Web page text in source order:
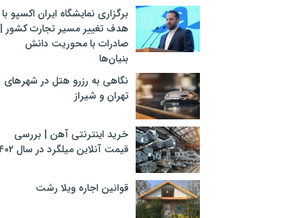
برگزاری نمایشگاه ایران اکسپو با
هدف تغییر مسیر تجارت کشور |
صادرات با محوریت دانش
بنیان‌ها
نگاهی به رزرو هتل در شهرهای
تهران و شیراز
خرید اینترنتی آهن | بررسی
قیمت آنلاین میلگرد در سال ۱۴۰۲
قوانین اجاره ویلا رشت